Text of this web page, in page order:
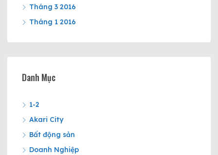
Tháng 3 2016
Tháng 1 2016
Danh Mục
1-2
Akari City
Bất động sản
Doanh Nghiệp